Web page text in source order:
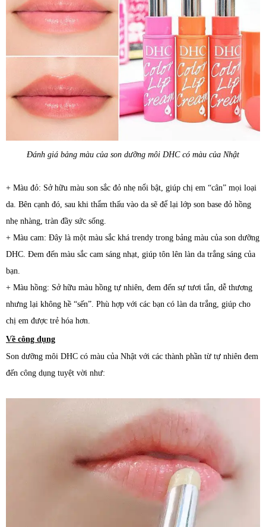
Đánh giá bảng màu của son dưỡng môi DHC có màu của Nhật
+ Màu đỏ: Sở hữu màu son sắc đỏ nhẹ nổi bật, giúp chị em “cân” mọi loại
da. Bên cạnh đó, sau khi thẩm thấu vào da sẽ để lại lớp son base đỏ hồng
nhẹ nhàng, tràn đầy sức sống.
+ Màu cam: Đây là một màu sắc khá trendy trong bảng màu của son dưỡng
DHC. Đem đến màu sắc cam sáng nhạt, giúp tôn lên làn da trắng sáng của
bạn.
+ Màu hồng: Sở hữu màu hồng tự nhiên, đem đến sự tươi tắn, dễ thương
nhưng lại không hề “sến”. Phù hợp với các bạn có làn da trắng, giúp cho
chị em được trẻ hóa hơn.
Về công dụng
Son dưỡng môi DHC có màu của Nhật với các thành phần từ tự nhiên đem
đến công dụng tuyệt vời như: